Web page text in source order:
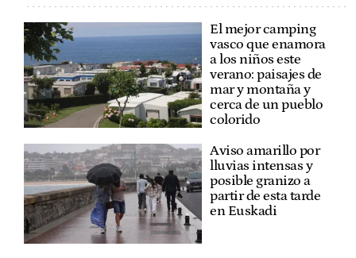
El mejor camping
vasco que enamora
a los niños este
verano: paisajes de
mar y montaña y
cerca de un pueblo
colorido
Aviso amarillo por
lluvias intensas y
posible granizo a
partir de esta tarde
en Euskadi